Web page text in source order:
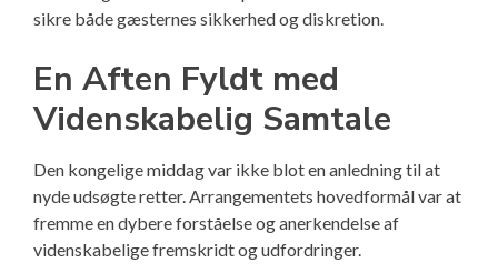
sikre både gæsternes sikkerhed og diskretion.
En Aften Fyldt med
Videnskabelig Samtale
Den kongelige middag var ikke blot en anledning til at
nyde udsøgte retter. Arrangementets hovedformål var at
fremme en dybere forståelse og anerkendelse af
videnskabelige fremskridt og udfordringer.